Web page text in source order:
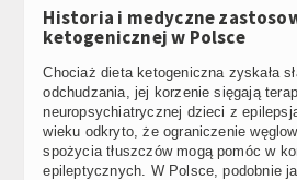
Historia i medyczne
ketogenicznej w Polsce
Chociaż dieta ketogeniczna zyskała
odchudzania, jej korzenie sięgają
neuropsychiatrycznej dzieci z
wieku odkryto, że ograniczenie
spożycia tłuszczów mogą pomóc w
epileptycznych. W Polsce, podobnie